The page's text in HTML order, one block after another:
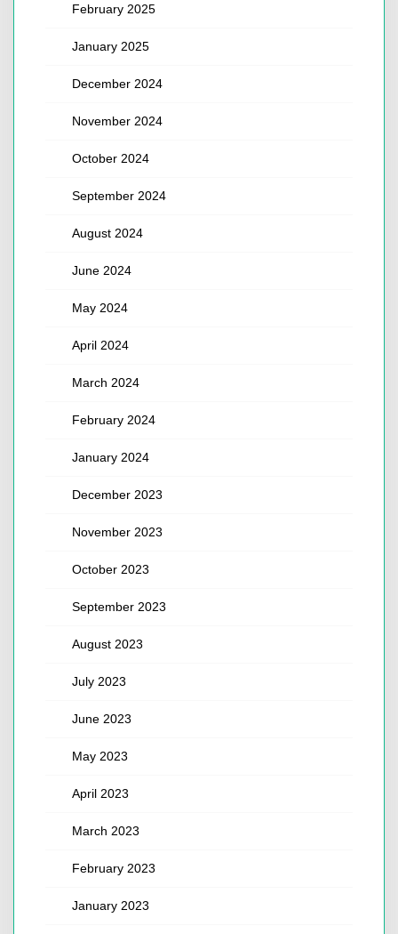
February 2025
January 2025
December 2024
November 2024
October 2024
September 2024
August 2024
June 2024
May 2024
April 2024
March 2024
February 2024
January 2024
December 2023
November 2023
October 2023
September 2023
August 2023
July 2023
June 2023
May 2023
April 2023
March 2023
February 2023
January 2023